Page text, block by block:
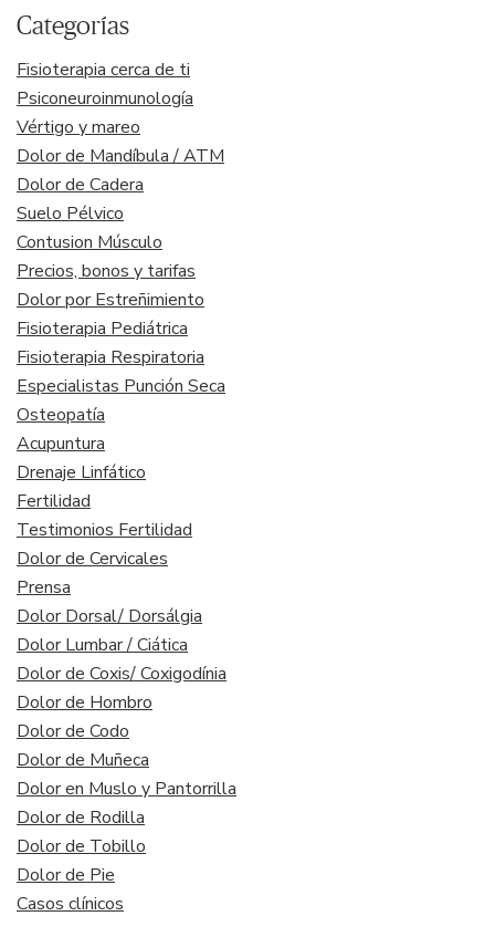
Categorías
Fisioterapia cerca de ti
Psiconeuroinmunología
Vértigo y mareo
Dolor de Mandíbula / ATM
Dolor de Cadera
Suelo Pélvico
Contusion Músculo
Precios, bonos y tarifas
Dolor por Estreñimiento
Fisioterapia Pediátrica
Fisioterapia Respiratoria
Especialistas Punción Seca
Osteopatía
Acupuntura
Drenaje Linfático
Fertilidad
Testimonios Fertilidad
Dolor de Cervicales
Prensa
Dolor Dorsal/ Dorsálgia
Dolor Lumbar / Ciática
Dolor de Coxis/ Coxigodínia
Dolor de Hombro
Dolor de Codo
Dolor de Muñeca
Dolor en Muslo y Pantorrilla
Dolor de Rodilla
Dolor de Tobillo
Dolor de Pie
Casos clínicos